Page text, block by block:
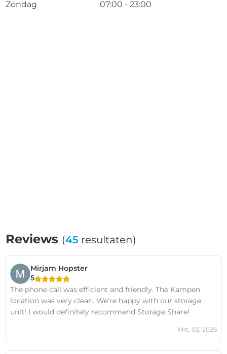
Zondag 07:00 - 23:00
Reviews (45 resultaten)
Mirjam Hopster
5
The phone call was efficient and friendly. The Kampen
location was very clean. We're happy with our storage
unit! I would definitely recommend Storage Share!
Mrt. 03, 2026